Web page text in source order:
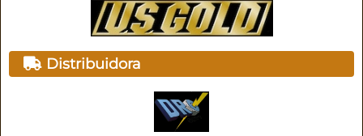
Distribuidora